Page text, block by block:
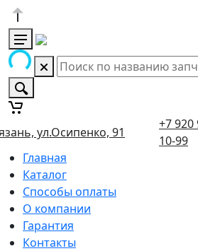
ул.Осипенко, 91
+7 920
10-99
Главная
Каталог
Способы оплаты
О компании
Гарантия
Контакты